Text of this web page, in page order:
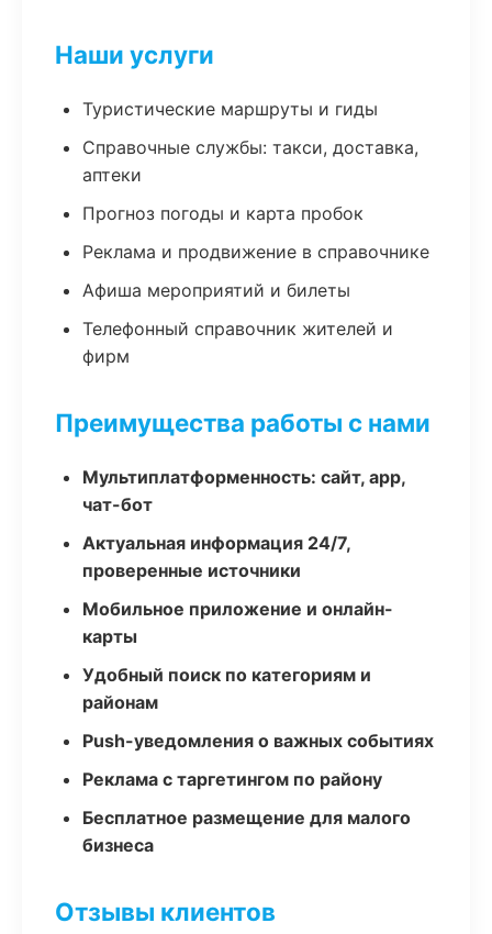
Наши услуги
Туристические маршруты и гиды
Справочные службы: такси, доставка,
аптеки
Прогноз погоды и карта пробок
Реклама и продвижение в справочнике
Афиша мероприятий и билеты
Телефонный справочник жителей и
фирм
Преимущества работы с нами
Мультиплатформенность: сайт, app,
чат-бот
Актуальная информация 24/7,
проверенные источники
Мобильное приложение и онлайн-
карты
Удобный поиск по категориям и
районам
Push-уведомления о важных событиях
Реклама с таргетингом по району
Бесплатное размещение для малого
бизнеса
Отзывы клиентов